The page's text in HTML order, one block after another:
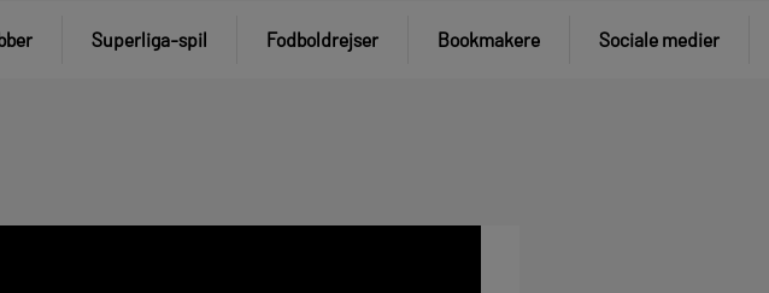
Superliga-spil Fodboldrejser Bookmakere Sociale medier